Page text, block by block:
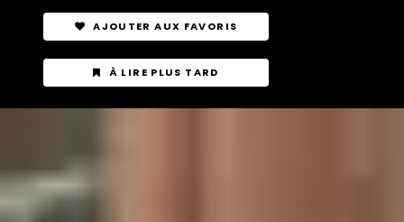
AJOUTER AUX FAVORIS
À LIRE PLUS TARD